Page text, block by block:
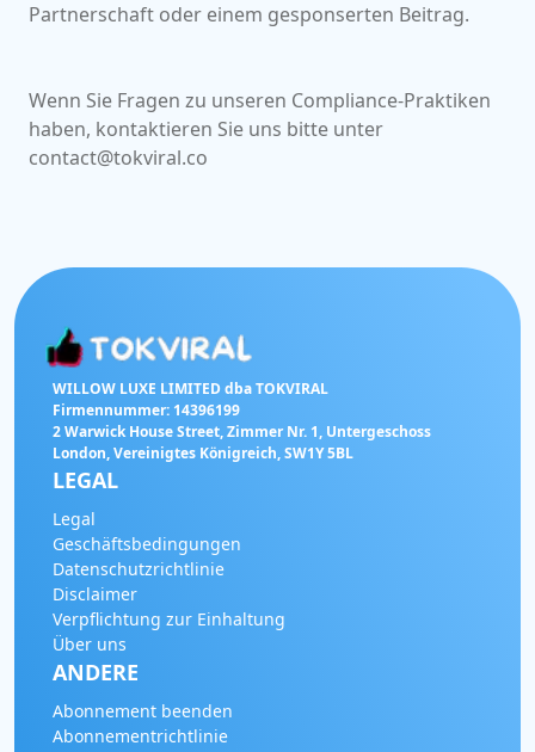
Partnerschaft oder einem gesponserten Beitrag.
Wenn Sie Fragen zu unseren Compliance-Praktiken
haben, kontaktieren Sie uns bitte unter
contact@tokviral.co
WILLOW LUXE LIMITED dba TOKVIRAL
Firmennummer: 14396199
2 Warwick House Street, Zimmer Nr. 1, Untergeschoss
London, Vereinigtes Königreich, SW1Y 5BL
LEGAL
Legal
Geschäftsbedingungen
Datenschutzrichtlinie
Disclaimer
Verpflichtung zur Einhaltung
Über uns
ANDERE
Abonnement beenden
Abonnementrichtlinie